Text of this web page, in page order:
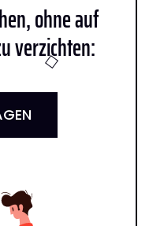
ohne auf
verzichten: